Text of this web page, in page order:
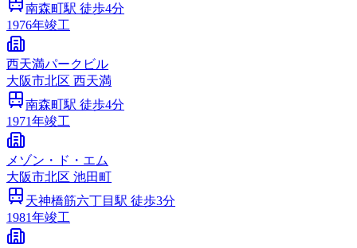
南森町駅 徒歩4分
1976年竣工
西天満パークビル
大阪市北区 西天満
南森町駅 徒歩4分
1971年竣工
メゾン・ド・エム
大阪市北区 池田町
天神橋筋六丁目 駅 徒歩3分
1981年竣工